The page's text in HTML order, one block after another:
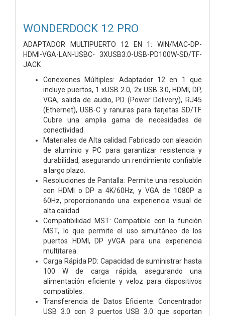
WONDERDOCK 12 PRO
ADAPTADOR MULTIPUERTO 12 EN 1: WIN/MAC-DP-
HDMI-VGA-LAN-USBC- 3XUSB3.0-USB-PD100W-SD/TF-
JACK
Conexiones Múltiples: Adaptador 12 en 1 que
incluye puertos, 1 xUSB 2.0, 2x USB 3.0, HDMI, DP,
VGA, salida de audio, PD (Power Delivery), RJ45
(Ethernet), USB-C y ranuras para tarjetas SD/TF.
Cubre una amplia gama de necesidades de
conectividad.
Materiales de Alta calidad: Fabricado con aleación
de aluminio y PC para garantizar resistencia y
durabilidad, asegurando un rendimiento confiable
a largo plazo.
Resoluciones de Pantalla: Permite una resolución
con HDMI o DP a 4K/60Hz, y VGA de 1080P a
60Hz, proporcionando una experiencia visual de
alta calidad.
Compatibilidad MST: Compatible con la función
MST, lo que permite el uso simultáneo de los
puertos HDMI, DP yVGA para una experiencia
multitarea.
Carga Rápida PD: Capacidad de suministrar hasta
100 W de carga rápida, asegurando una
alimentación eficiente y veloz para dispositivos
compatibles.
Transferencia de Datos Eficiente: Concentrador
USB 3.0 con 3 puertos USB 3.0 que soportan